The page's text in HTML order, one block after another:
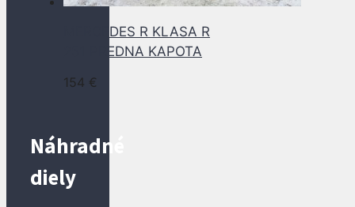
MERCEDES R KLASA R
251 PREDNA KAPOTA
154 €
Náhradné
diely